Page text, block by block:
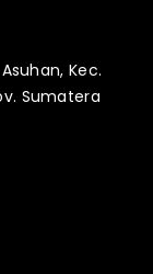
Kec.
Sumatera